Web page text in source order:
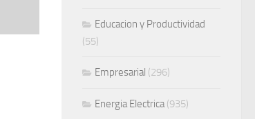
Educacion y Productividad
(55)
Empresarial (296)
Energia Electrica(935)